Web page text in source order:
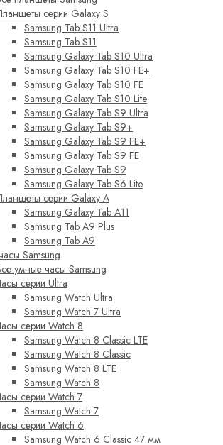
серии Galaxy S
Samsung Tab S11 Ultra
Samsung Tab S11
Samsung Galaxy Tab S10 Ultra
Samsung Galaxy Tab S10 FE+
Samsung Galaxy Tab S10 FE
Samsung Galaxy Tab S10 Lite
Samsung Galaxy Tab S9 Ultra
Samsung Galaxy Tab S9+
Samsung Galaxy Tab S9 FE+
Samsung Galaxy Tab S9 FE
Samsung Galaxy Tab S9
Samsung Galaxy Tab S6 Lite
серии Galaxy A
Samsung Galaxy Tab A11
Samsung Tab A9 Plus
Samsung Tab A9
Samsung
умные часы Samsung
серии Ultra
Samsung Watch Ultra
Samsung Watch 7 Ultra
серии Watch 8
Samsung Watch 8 Classic LTE
Samsung Watch 8 Classic
Samsung Watch 8 LTE
Samsung Watch 8
серии Watch 7
Samsung Watch 7
серии Watch 6
Samsung Watch 6 Classic 47 мм